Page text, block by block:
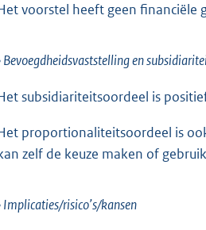
voorstel heeft geen financiële
Bevoegdheidsvaststelling en
subsidiariteitsoordeel is
proportionaliteitsoordeel is
zelf de keuze maken of
Implicaties/risico’s/kansen